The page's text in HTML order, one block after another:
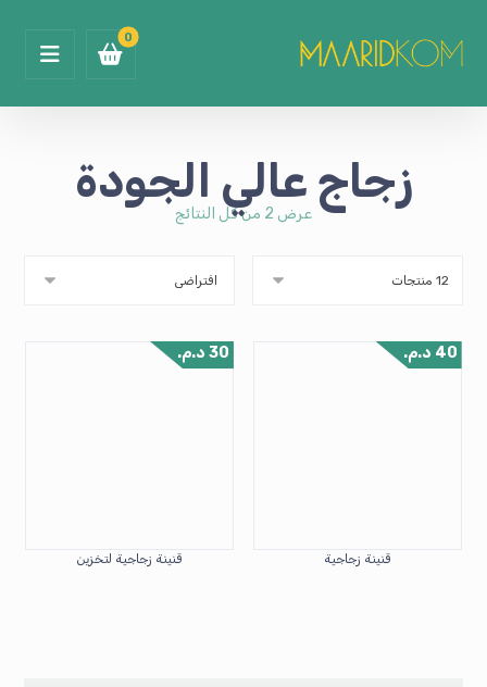
زجاج عالي الجودة
عرض ⁦2⁩ من كل النتائج
قنينة زجاجية
40 د.م.
قنينة زجاجية لتخزين
30 د.م.